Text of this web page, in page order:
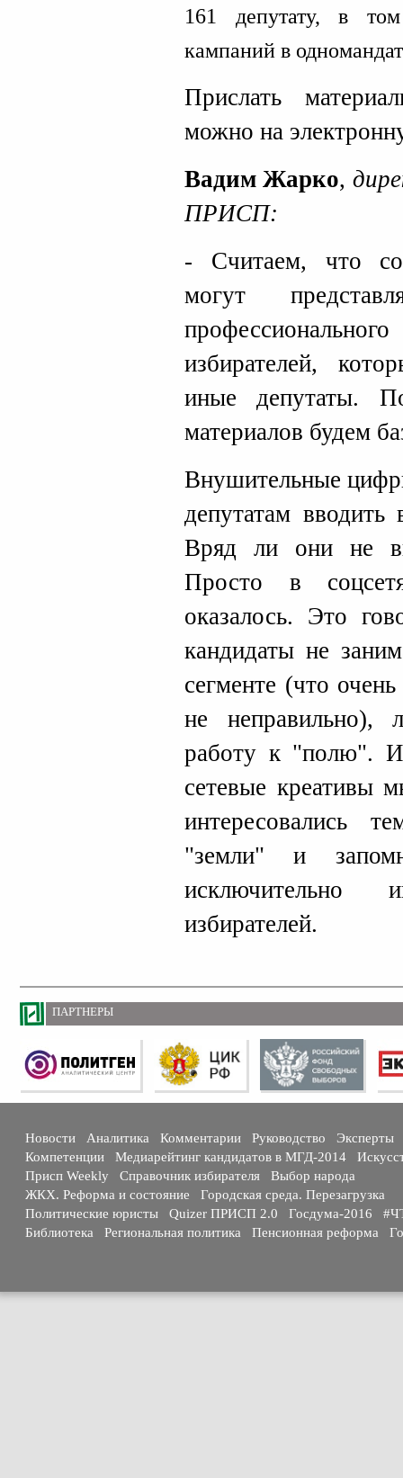
161 депутату, в
кампаний в
Прислать
можно на
Вадим Жарко,
ПРИСП:
- Считаем, что
могут
избирателей,
иные депутаты.
материалов будем
Внушительные
депутатам
Вряд ли они не
Просто в
оказалось. Это
кандидаты не
сегменте (что
не неправильно),
работу к "полю".
сетевые креативы
интересовались
"земли" и
исключительно
избирателей.
ПАРТНЕРЫ
Новости Аналитика Комментарии Руководство
Эксперты
Компетенции
Медиарейтинг кандидатов в МГД-2014
Присп Weekly
Справочник избирателя
Выбор народа
ЖКХ. Реформа и состояние
Городская среда. Перезагрузка
Политические юристы
Quizer ПРИСП 2.0 Госдума-2016
Библиотека
Региональная политика Пенсионная реформа